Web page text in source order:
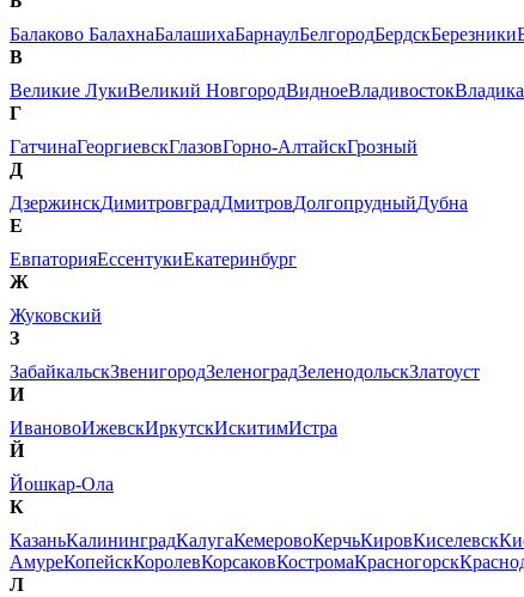
Балаково БалахнаБалашихаБарнаулБелгородБердскБерезники
В
Великие ЛукиВеликий НовгородВидноеВладивосток
Г
ГатчинаГеоргиевскГлазовГорно-АлтайскГрозный
Д
ДзержинскДимитровградДмитровДолгопрудныйДубна
Е
ЕвпаторияЕссентукиЕкатеринбург
Ж
Жуковский
З
ЗабайкальскЗвенигородЗеленоградЗеленодольскЗлатоуст
И
ИвановоИжевскИркутскИскитимИстра
Й
Йошкар-Ола
К
КазаньКалининградКалугаКемеровоКерчьКировКиселевск
АмуреКопейскКоролевКорсаковКостромаКрасногорск
Л